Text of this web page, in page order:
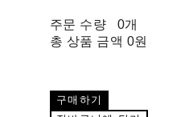
주문 수량
0개
총 상품 금액 0원
구매하기